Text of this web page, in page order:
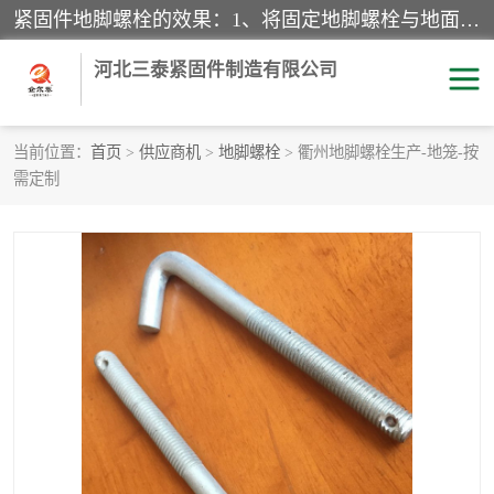
紧固件地脚螺栓的效果：1、将固定地脚螺栓与地面用水泥等物品灌溉在一起，可用来固定较小振荡和冲击的设备。2、活动地脚是一种可拆卸的地脚螺栓，可以固定有激烈振荡和冲击的大型机器设备。3、胀锚地脚螺栓用于固定比较简略且重量轻的设备，辅佐设备长期处于静止状态下。4、粘接地脚螺栓为一种使用广泛且常见的设备，它也是用来固定简略设备的小件。
河北三泰紧固件制造有限公司
当前位置： 首页 > 供应商机 > 地脚螺栓 > 衢州地脚螺栓生产-地笼-按
需定制
地脚螺栓
拉杆
悬挑梁拉杆